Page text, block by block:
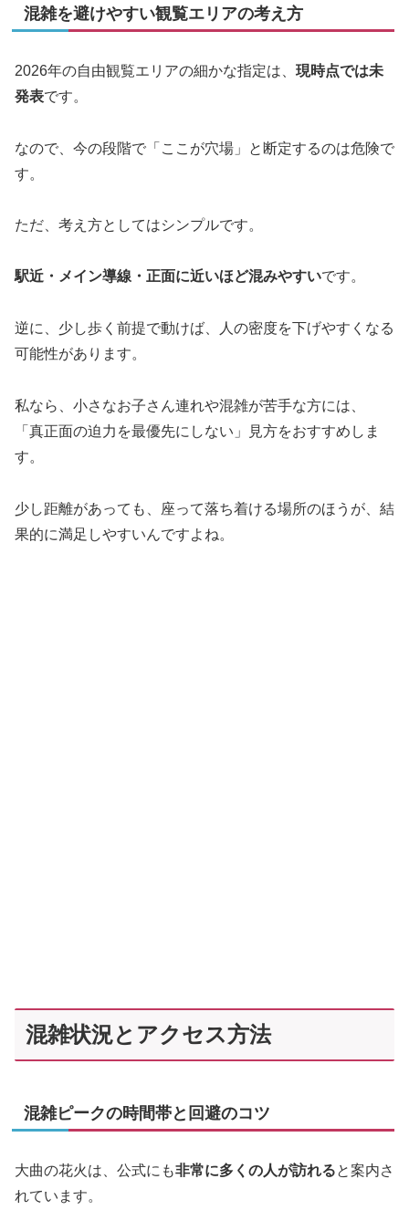
混雑を避けやすい観覧エリアの考え方
2026年の自由観覧エリアの細かな指定は、 現時点では未
発表です。
なので、今の段階で「ここが穴場」と断定するのは危険で
す。
ただ、考え方としてはシンプルです。
駅近・メイン導線・正面に近いほど混みやすいです。
逆に、少し歩く前提で動けば、人の密度を下げやすくなる
可能性があります。
私なら、小さなお子さん連れや混雑が苦手な方には、
「真正面の迫力を最優先にしない」見方をおすすめしま
す。
少し距離があっても、座って落ち着ける場所のほうが、結
果的に満足しやすいんですよね。
混雑状況とアクセス方法
混雑ピークの時間帯と回避のコツ
大曲の花火は、公式にも非常に多くの人が訪れると案内さ
れています。